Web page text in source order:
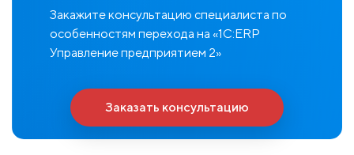
Закажите консультацию специалиста по
особенностям перехода на «1С:ERP
Управление предприятием 2»
Заказать консультацию